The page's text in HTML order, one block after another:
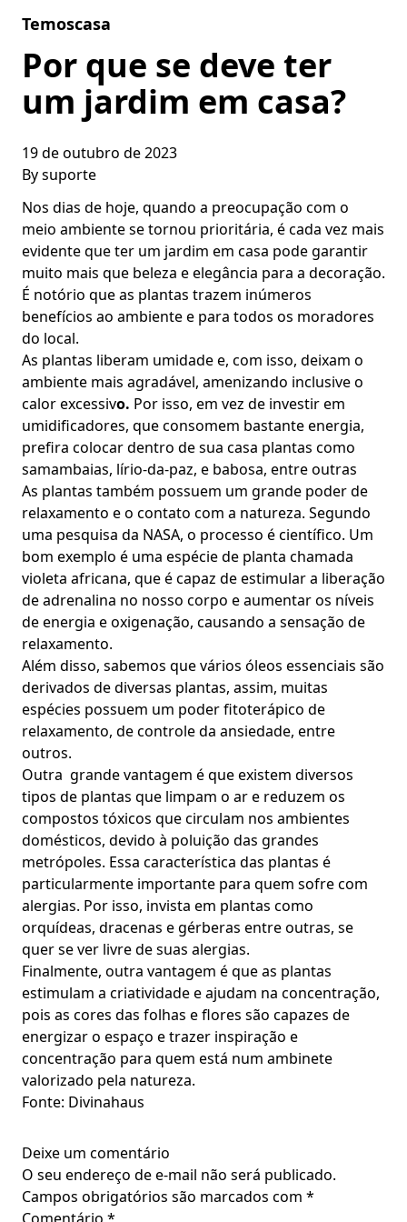
Temoscasa
Por que se deve ter
um jardim em casa?
19 de outubro de 2023
Bysuporte
Nos dias de hoje, quando a preocupação com o
meio ambiente se tornou prioritária, é cada vez mais
evidente que ter um jardim em casa pode garantir
muito mais que beleza e elegância para a decoração.
É notório que as plantas trazem inúmeros
benefícios ao ambiente e para todos os moradores
do local.
As plantas liberam umidade e, com isso, deixam o
ambiente mais agradável, amenizando inclusive o
calor excessivo. Por isso, em vez de investir em
umidificadores, que consomem bastante energia,
prefira colocar dentro de sua casa plantas como
samambaias, lírio-da-paz, e babosa, entre outras
As plantas também possuem um grande poder de
relaxamento e o contato com a natureza. Segundo
uma pesquisa da NASA, o processo é científico. Um
bom exemplo é uma espécie de planta chamada
violeta africana, que é capaz de estimular a liberação
de adrenalina no nosso corpo e aumentar os níveis
de energia e oxigenação, causando a sensação de
relaxamento.
Além disso, sabemos que vários óleos essenciais são
derivados de diversas plantas, assim, muitas
espécies possuem um poder fitoterápico de
relaxamento, de controle da ansiedade, entre
outros.
Outra grande vantagem é que existem diversos
tipos de plantas que limpam o ar e reduzem os
compostos tóxicos que circulam nos ambientes
domésticos, devido à poluição das grandes
metrópoles. Essa característica das plantas é
particularmente importante para quem sofre com
alergias. Por isso, invista em plantas como
orquídeas, dracenas e gérberas entre outras, se
quer se ver livre de suas alergias.
Finalmente, outra vantagem é que as plantas
estimulam a criatividade e ajudam na concentração,
pois as cores das folhas e flores são capazes de
energizar o espaço e trazer inspiração e
concentração para quem está num ambinete
valorizado pela natureza.
Fonte: Divinahaus
Deixe um comentário
O seu endereço de e-mail não será publicado.
Campos obrigatórios são marcados com *